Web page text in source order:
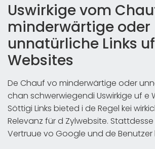
Uswirkige vom
minderwärtige oder
unnatürliche Links uf
Websites
De Chauf vo minderwärtige oder
chan schwerwiegendi Uswirkige uf e
Söttigi Links bieted i de Regel kei
Relevanz für d Zylwebsite.
Vertruue vo Google und de